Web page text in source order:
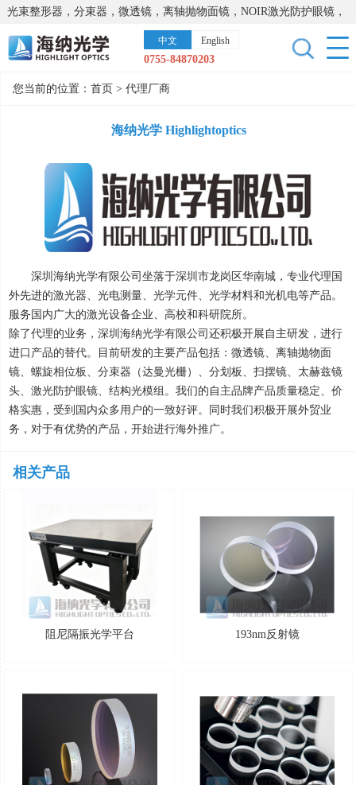
光束整形器，分束器，微透镜，离轴抛物面镜，NOIR激光防护眼镜，
太阳能模拟器，显微镜载物台，激光器，光谱仪，红外热像仪，激光
晶体
中文 English
0755-84870203
您当前的位置： 首页 > 代理厂商
海纳光学 Highlightoptics
深圳海纳光学有限公司坐落于深圳市龙岗区华南城，专业代理国
外先进的激光器、光电测量、光学元件、光学材料和光机电等产品。
服务国内广大的激光设备企业、高校和科研院所。
除了代理的业务，深圳海纳光学有限公司还积极开展自主研发，进行
进口产品的替代。目前研发的主要产品包括：微透镜、离轴抛物面
镜、螺旋相位板、分束器（达曼光栅）、分划板、扫摆镜、太赫兹镜
头、激光防护眼镜、结构光模组。我们的自主品牌产品质量稳定、价
格实惠，受到国内众多用户的一致好评。同时我们积极开展外贸业
务，对于有优势的产品，开始进行海外推广。
相关产品
阻尼隔振光学平台 193nm反射镜